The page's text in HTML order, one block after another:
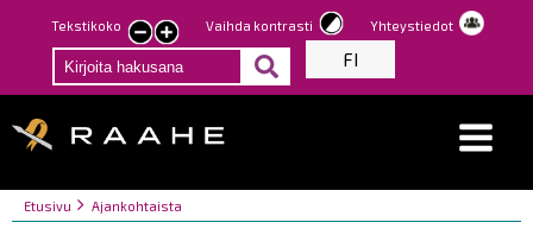
Hyppää
pääsisältöön
Tekstikoko
Pienennä
tekstin
kokoa
Suurenna
tekstin
kokoa
Vaihda kontrasti Yhteystiedot
FI
Breadcrumbs
You
Etusivu Ajankohtaista